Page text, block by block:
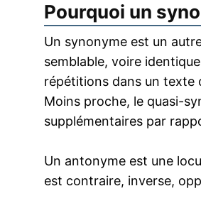
Pourquoi un
Un synonyme est un
semblable, voire
répétitions dans un texte
Moins proche, le quasi-
supplémentaires par
Un antonyme est une
est contraire, inverse,